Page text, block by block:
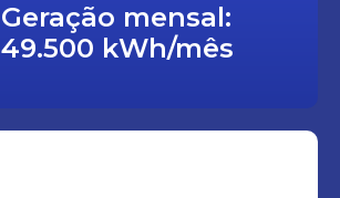
Geração mensal:
49.500 kWh/mês